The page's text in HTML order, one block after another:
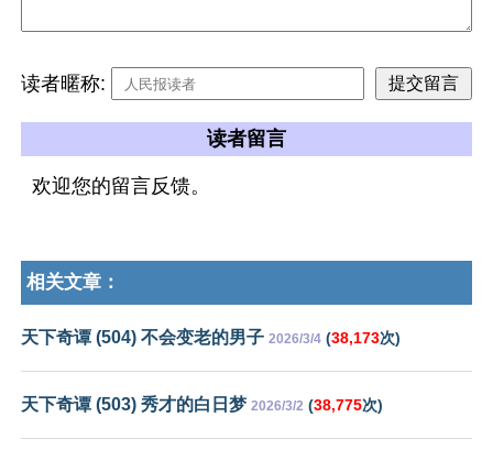
读者暱称:
读者留言
欢迎您的留言反馈。
相关文章：
天下奇谭 (504) 不会变老的男子 2026/3/4 (38,173次)
天下奇谭 (503) 秀才的白日梦 2026/3/2 (38,775次)